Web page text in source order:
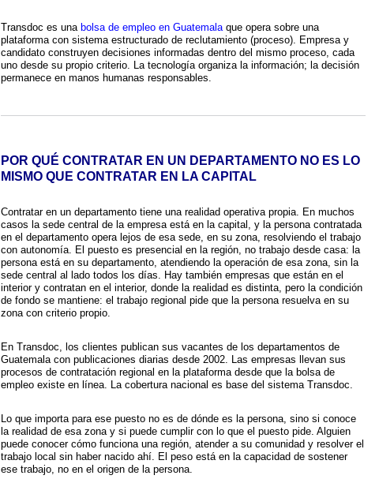
Transdoc es una bolsa de empleo en Guatemalaque opera sobre una
plataforma con sistema estructurado de reclutamiento (proceso). Empresa y
candidato construyen decisiones informadas dentro del mismo proceso, cada
uno desde su propio criterio. La tecnología organiza la información; la decisión
permanece en manos humanas responsables.
POR QUÉ CONTRATAR EN UN DEPARTAMENTO NO ES LO
MISMO QUE CONTRATAR EN LA CAPITAL
Contratar en un departamento tiene una realidad operativa propia. En muchos
casos la sede central de la empresa está en la capital, y la persona contratada
en el departamento opera lejos de esa sede, en su zona, resolviendo el trabajo
con autonomía. El puesto es presencial en la región, no trabajo desde casa: la
persona está en su departamento, atendiendo la operación de esa zona, sin la
sede central al lado todos los días. Hay también empresas que están en el
interior y contratan en el interior, donde la realidad es distinta, pero la condición
de fondo se mantiene: el trabajo regional pide que la persona resuelva en su
zona con criterio propio.
En Transdoc, los clientes publican sus vacantes de los departamentos de
Guatemala con publicaciones diarias desde 2002. Las empresas llevan sus
procesos de contratación regional en la plataforma desde que la bolsa de
empleo existe en línea. La cobertura nacional es base del sistema Transdoc.
Lo que importa para ese puesto no es de dónde es la persona, sino si conoce
la realidad de esa zona y si puede cumplir con lo que el puesto pide. Alguien
puede conocer cómo funciona una región, atender a su comunidad y resolver el
trabajo local sin haber nacido ahí. El peso está en la capacidad de sostener
ese trabajo, no en el origen de la persona.